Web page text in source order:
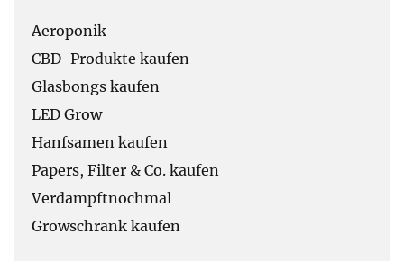
Aeroponik
CBD-Produkte kaufen
Glasbongs kaufen
LED Grow
Hanfsamen kaufen
Papers, Filter & Co. kaufen
Verdampftnochmal
Growschrank kaufen